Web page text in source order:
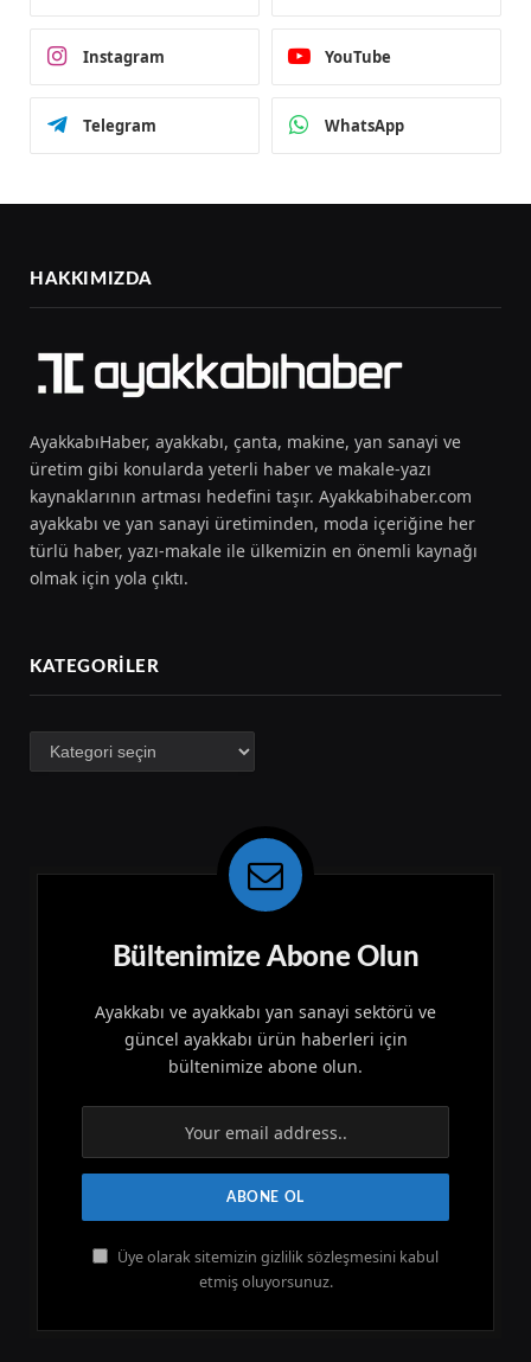
Instagram YouTube
Telegram WhatsApp
HAKKIMIZDA
AyakkabıHaber, ayakkabı, çanta, makine, yan sanayi ve
üretim gibi konularda yeterli haber ve makale-yazı
kaynaklarının artması hedefini taşır. Ayakkabihaber.com
ayakkabı ve yan sanayi üretiminden, moda içeriğine her
türlü haber, yazı-makale ile ülkemizin en önemli kaynağı
olmak için yola çıktı.
KATEGORILER
Kategoriler
Bültenimize Abone Olun
Ayakkabı ve ayakkabı yan sanayi sektörü ve
güncel ayakkabı ürün haberleri için
bültenimize abone olun.
Üye olarak sitemizin gizlilik sözleşmesini kabul
etmiş oluyorsunuz.